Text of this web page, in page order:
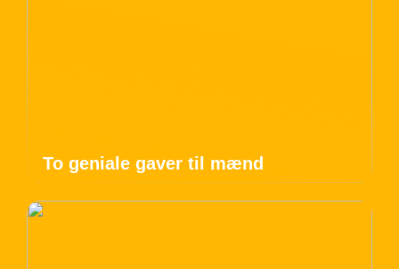
To geniale gaver til mænd